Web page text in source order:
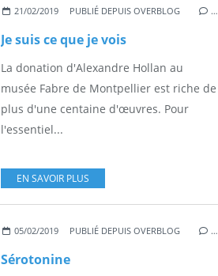
21/02/2019 PUBLIÉ DEPUIS OVERBLOG …
Je suis ce que je vois
La donation d'Alexandre Hollan au
musée Fabre de Montpellier est riche de
plus d'une centaine d'œuvres. Pour
l'essentiel...
EN SAVOIR PLUS
05/02/2019 PUBLIÉ DEPUIS OVERBLOG …
Sérotonine